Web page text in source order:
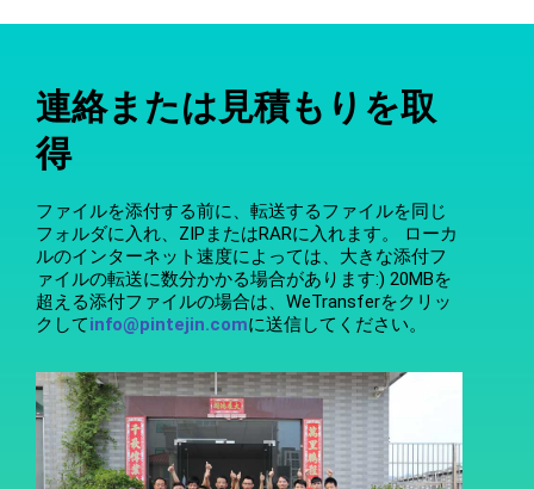
連絡または見積もりを取
得
ファイルを添付する前に、転送するファイルを同じ
フォルダに入れ、ZIPまたはRARに入れます。 ローカ
ルのインターネット速度によっては、大きな添付フ
ァイルの転送に数分かかる場合があります:) 20MBを
超える添付ファイルの場合は、WeTransferをクリッ
クしてinfo@pintejin.comに送信してください。